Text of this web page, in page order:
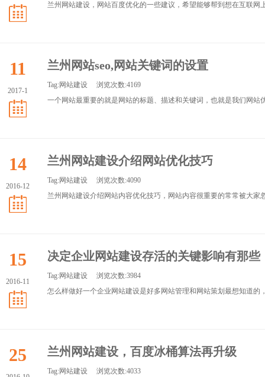
兰州网站建设，网站百度优化的一些建议，希望能够帮到想在互联网
11
2017-1
兰州网站seo,网站关键词的设置
Tag:网站建设 浏览次数:4169
一个网站最重要的就是网站的标题、描述和关键词，也就是我们网
14
2016-12
兰州网站建设介绍网站优化技巧
Tag:网站建设 浏览次数:4090
兰州网站建设介绍网站内容优化技巧，网站内容很重要的常常被大
15
2016-11
决定企业网站建设存活的关键影响有那些
Tag:网站建设 浏览次数:3984
怎么样做好一个企业网站建设是好多网站管理和网站策划最想知道
25 兰州网站建设，百度冰桶算法再升级
Tag:网站建设 浏览次数:4033